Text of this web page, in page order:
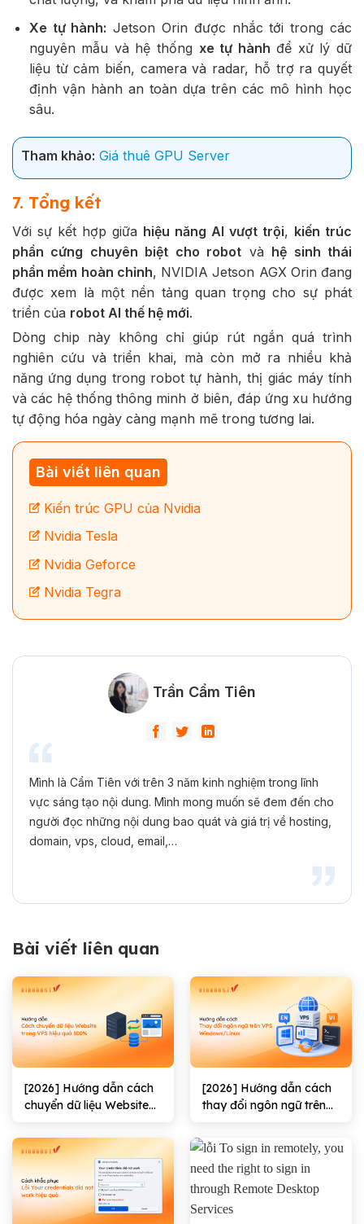
Xe tự hành: Jetson Orin được nhắc tới trong các
nguyên mẫu và hệ thống xe tự hành để xử lý dữ
liệu từ cảm biến, camera và radar, hỗ trợ ra quyết
định vận hành an toàn dựa trên các mô hình học
sâu.
Tham khảo: Giá thuê GPU Server
7. Tổng kết
Với sự kết hợp giữa hiệu năng AI vượt trội, kiến trúc
phần cứng chuyên biệt cho robot và hệ sinh thái
phần mềm hoàn chỉnh, NVIDIA Jetson AGX Orin đang
được xem là một nền tảng quan trọng cho sự phát
triển của robot AI thế hệ mới.
Dòng chip này không chỉ giúp rút ngắn quá trình
nghiên cứu và triển khai, mà còn mở ra nhiều khả
năng ứng dụng trong robot tự hành, thị giác máy tính
và các hệ thống thông minh ở biên, đáp ứng xu hướng
tự động hóa ngày càng mạnh mẽ trong tương lai.
Bài viết liên quan
Kiến trúc GPU của Nvidia
Nvidia Tesla
Nvidia Geforce
Nvidia Tegra
Trần Cẩm Tiên
Mình là Cẩm Tiên với trên 3 năm kinh nghiệm trong lĩnh
vực sáng tạo nội dung. Mình mong muốn sẽ đem đến cho
người đọc những nội dung bao quát và giá trị về hosting,
domain, vps, cloud, email,…
Bài viết liên quan
[2026] Hướng dẫn cách
chuyển dữ liệu Website
100%
[2026] Hướng dẫn cách
thay đổi ngôn ngữ trên